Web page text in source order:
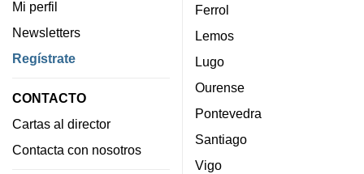
Mi perfil
Newsletters
Regístrate
CONTACTO
Cartas al director
Contacta con nosotros
Ferrol
Lemos
Lugo
Ourense
Pontevedra
Santiago
Vigo